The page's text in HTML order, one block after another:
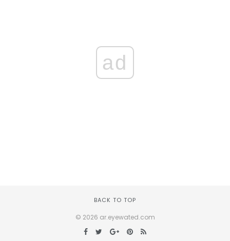
ad
BACK TO TOP
© 2026 ar.eyewated.com